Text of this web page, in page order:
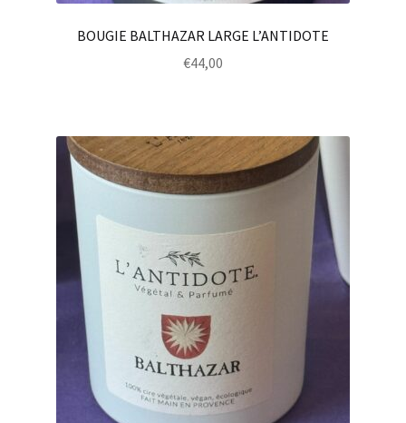
BOUGIE BALTHAZAR LARGE L’ANTIDOTE
€44,00